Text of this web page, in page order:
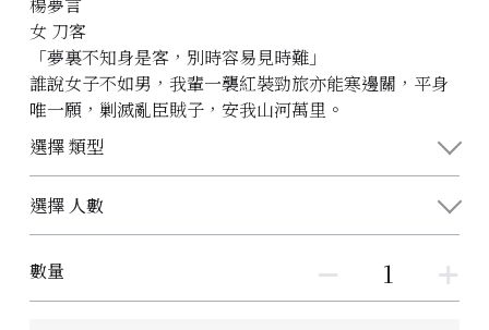
女 刀客
「夢裏不知身是客，別時容易見時難」
誰說女子不如男，我輩一襲紅裝勁旅亦能寒邊關，平身
唯一願，剿滅亂臣賊子，安我山河萬里。
選擇 類型
選擇 人數
數量